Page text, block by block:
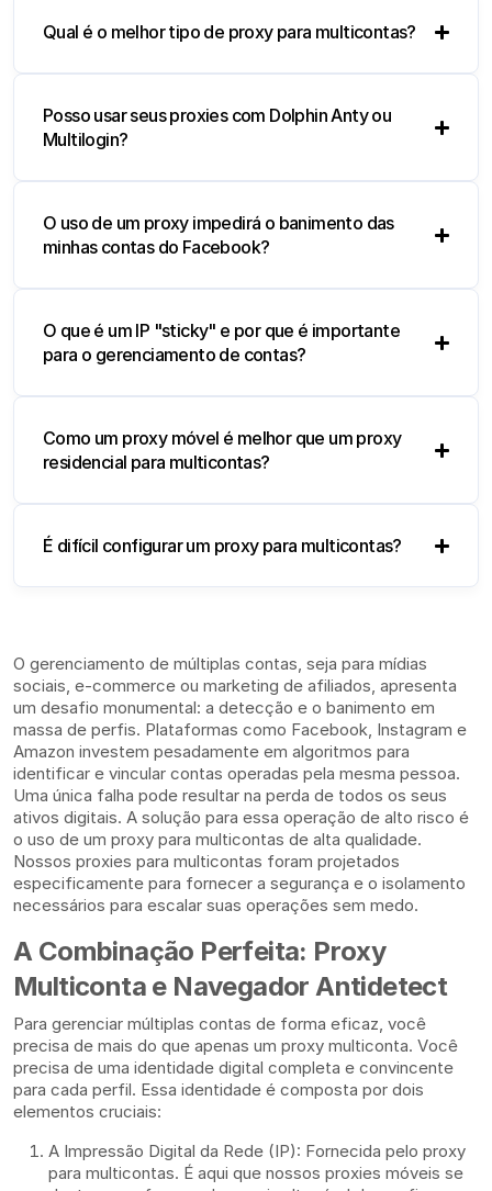
Qual é o melhor tipo de proxy para multicontas?
Posso usar seus proxies com Dolphin Anty ou
Multilogin?
O uso de um proxy impedirá o banimento das
minhas contas do Facebook?
O que é um IP "sticky" e por que é importante
para o gerenciamento de contas?
Como um proxy móvel é melhor que um proxy
residencial para multicontas?
É difícil configurar um proxy para multicontas?
O gerenciamento de múltiplas contas, seja para mídias
sociais, e-commerce ou marketing de afiliados, apresenta
um desafio monumental: a detecção e o banimento em
massa de perfis. Plataformas como Facebook, Instagram e
Amazon investem pesadamente em algoritmos para
identificar e vincular contas operadas pela mesma pessoa.
Uma única falha pode resultar na perda de todos os seus
ativos digitais. A solução para essa operação de alto risco é
o uso de um proxy para multicontas de alta qualidade.
Nossos proxies para multicontas foram projetados
especificamente para fornecer a segurança e o isolamento
necessários para escalar suas operações sem medo.
A Combinação Perfeita: Proxy
Multiconta e Navegador Antidetect
Para gerenciar múltiplas contas de forma eficaz, você
precisa de mais do que apenas um proxy multiconta. Você
precisa de uma identidade digital completa e convincente
para cada perfil. Essa identidade é composta por dois
elementos cruciais:
A Impressão Digital da Rede (IP): Fornecida pelo proxy
para multicontas. É aqui que nossos proxies móveis se